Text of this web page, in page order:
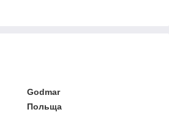
Godmar
Польща